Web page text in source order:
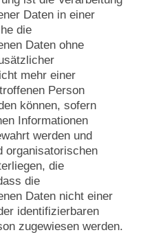
Daten in einer
die
Daten ohne
mehr einer
Person
können, sofern
Informationen
werden und
organisatorischen
die
die
Daten nicht einer
identifizierbaren
zugewiesen werden.